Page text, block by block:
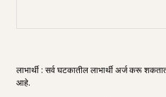
लाभार्थी : सर्व घटकातील लाभार्थी अर्ज करू
आहे.